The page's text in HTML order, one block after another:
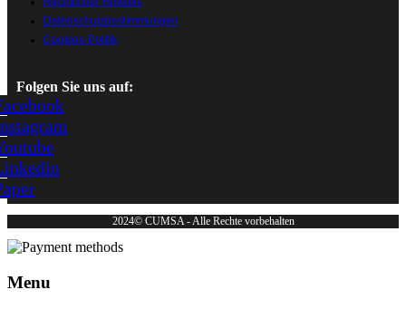
Datenschutzbestimmungen
Cookies-Politik
Folgen Sie uns auf:
2024© CUMSA - Alle Rechte vorbehalten
Menu